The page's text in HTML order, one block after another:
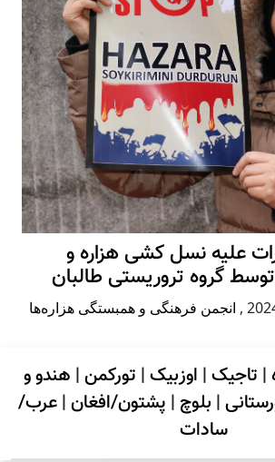
علیه نسل کشی هزاره و
گروه تروریستی طالبان
, انجمن فرهنگی و همبستگی هزاره‌ها
| تاجیک| اوزبیک| تورکمن| هندو و
| بلوچ | پشتون/افغان|عرب/
سادات